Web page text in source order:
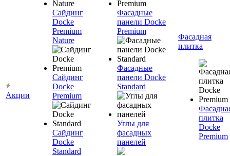
Акции
Сайдинг
Docke
Premium
Nature
Сайдинг
Docke
Premium
Сайдинг
Docke
Standard
Фасадные
панели Docke
Premium
Фасадные
панели Docke
Standard
Углы для
фасадных
панелей
Фасадная
плитка
плитка
Docke
Premium